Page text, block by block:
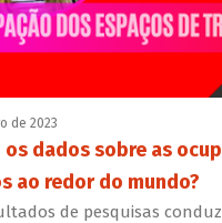
de 2023
os dados sobre as
ao redor do mundo?
de pesquisas